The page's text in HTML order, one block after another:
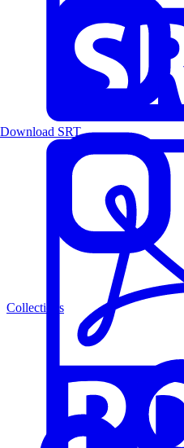
Collections
Download SRT